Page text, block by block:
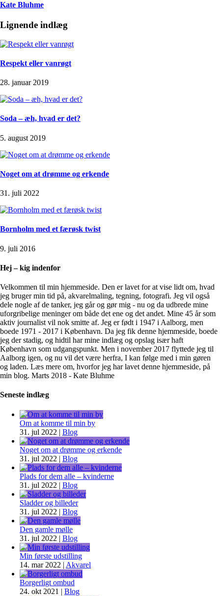
Kate Bluhme
Lignende indlæg
Respekt eller vanrøgt
28. januar 2019
Soda – æh, hvad er det?
5. august 2019
Noget om at drømme og erkende
31. juli 2022
Bornholm med et færøsk twist
9. juli 2016
Hej – kig indenfor
Velkommen til min hjemmeside. Den er lavet for at vise lidt om, hvad
jeg bruger min tid på, akvarelmaling, tegning, fotografi. Jeg vil også
dele nogle af de tanker, jeg går og gør mig - nu og da udbrede mine
uforgribelige meninger om både det ene og det andet. Mine 45 år som
aktiv journalist vil nok smitte af. Jeg er født i 1947 i Aalborg, men
boede 1971 - 2017 i København. Da jeg fik denne hjemmeside, boede
jeg der stadig, og hidtil har mine indlæg og opslag især haft
København som udgangspunkt. Men i november 2017 flyttede jeg til
Aalborg igen, og nu vil det være herfra, I kan følge med i min gøren
og laden. Læs mere om, hvorfor jeg har lavet denne hjemmeside, på
min blog. Marts 2018 - Kate Bluhme
Seneste indlæg
Om at komme til min by
31. jul 2022 | Blog
Noget om at drømme og erkende
31. jul 2022 | Blog
Plads for dem alle – kvinderne
31. jul 2022 | Blog
Sladder og billeder
31. jul 2022 | Blog
Den gamle mølle
31. jul 2022 | Blog
Min første udstilling
14. mar 2022 | Akvarel
Borgerligt ombud
24. okt 2021 | Blog